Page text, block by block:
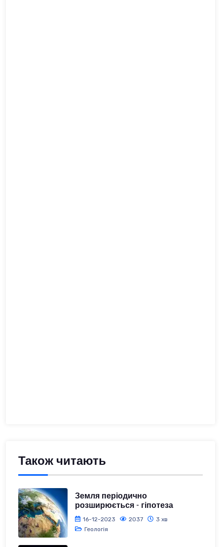
Також читають
Земля періодично
розширюється - гіпотеза
16-12-2023 2037
3 хв
Геологія